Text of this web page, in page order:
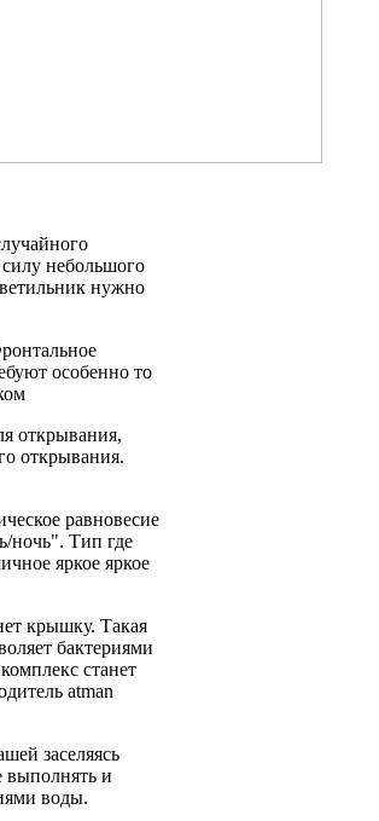
силу небольшого
нужно
особенно то
открывания,
открывания.
равновесие
ночь". Тип где
яркое яркое
крышку. Такая
бактериями
комплекс станет
atman
заселяясь
выполнять и
воды.